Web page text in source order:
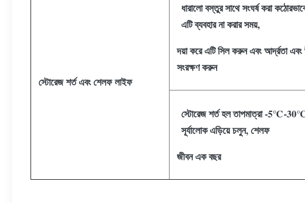
স্টোরেজ শর্ত এবং শেলফ লাইফ
ধারালো বস্তুর সাথে সংঘর্ষ করা
এটি ব্যবহার না করার সময়,
দয়া করে এটি সিল করুন এবং আর্দ্রতা
সংরক্ষণ করুন
স্টোরেজ শর্ত হল তাপমাত্রা -5℃-
সূর্যালোক এড়িয়ে চলুন, শেলফ
জীবন এক বছর